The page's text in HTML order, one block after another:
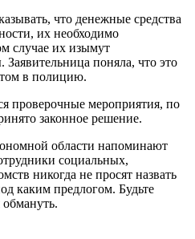
что денежные средства
их необходимо
случае их изымут
поняла, что это
в полицию.
проверочные мероприятия, по
законное решение.
области напоминают
социальных,
никогда не просят назвать
каким предлогом. Будьте